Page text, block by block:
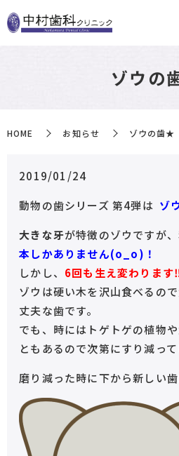
ゾウの
HOME お知らせ ゾウの歯★
2019/01/24
動物の歯シリーズ 第4弾は ゾ
大きな牙が特徴のゾウですが
本しかありません(o_o)！
しかし、 6回も生え変わります
ゾウは硬い木を沢山食べるの
丈夫な歯です。
でも、時にはトゲトゲの植物
ともあるので次第にすり減っ
磨り減った時に下から新しい